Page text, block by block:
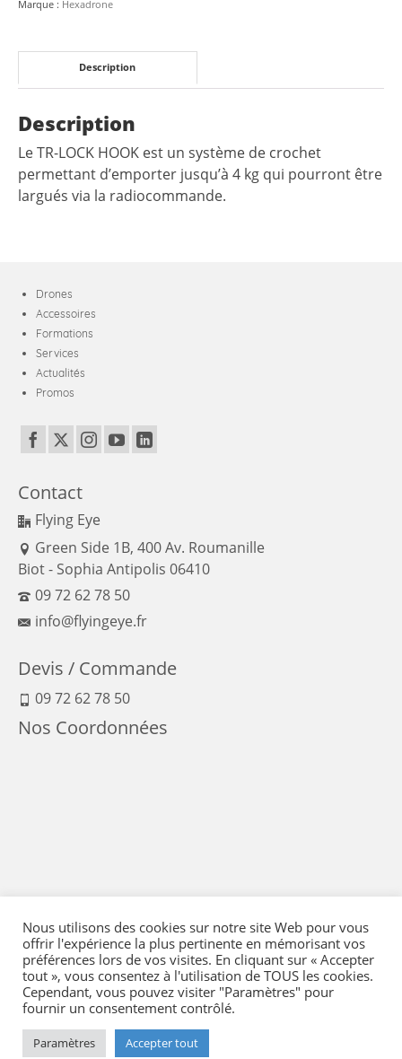
Marque : Hexadrone
Description
Description
Le TR-LOCK HOOK est un système de crochet
permettant d’emporter jusqu’à 4 kg qui pourront être
largués via la radiocommande.
Drones
Accessoires
Formations
Services
Actualités
Promos
Contact
Flying Eye
Green Side 1B, 400 Av. Roumanille
Biot - Sophia Antipolis 06410
09 72 62 78 50
info@flyingeye.fr
Devis / Commande
09 72 62 78 50
Nos Coordonnées
Mentions Légales-Conditions générales de vente
-Politique qualité- Moyens de paiement-
Réglementation- Plan du site - © 2026 Flying Eye
Nous utilisons des cookies sur notre site Web pour vous
offrir l'expérience la plus pertinente en mémorisant vos
préférences lors de vos visites. En cliquant sur « Accepter
tout », vous consentez à l'utilisation de TOUS les cookies.
Cependant, vous pouvez visiter "Paramètres" pour
fournir un consentement contrôlé.
Paramètres Accepter tout